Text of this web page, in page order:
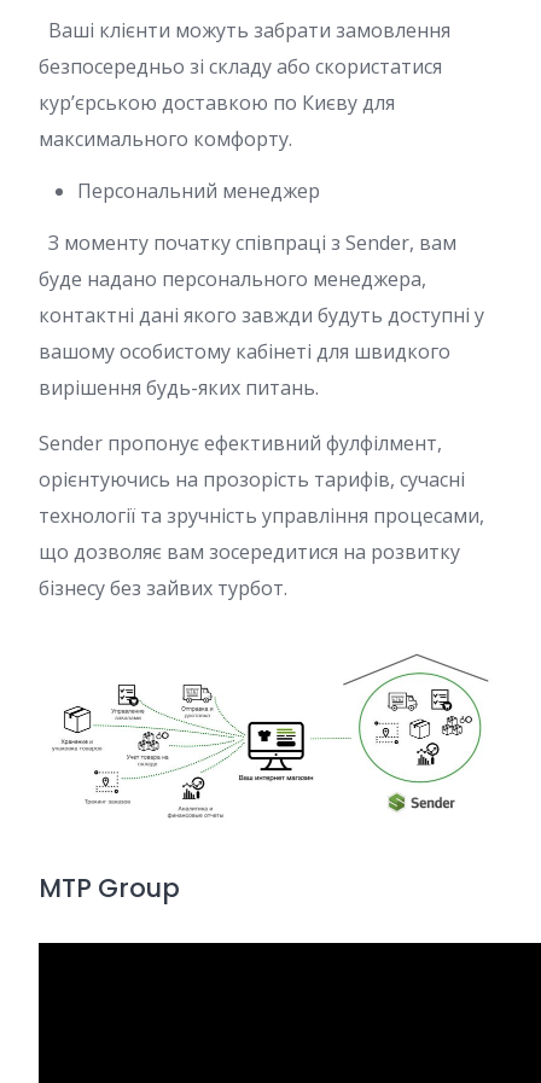
Ваші клієнти можуть забрати замовлення
безпосередньо зі складу або скористатися
кур’єрською доставкою по Києву для
максимального комфорту.
Персональний менеджер
З моменту початку співпраці з Sender, вам
буде надано персонального менеджера,
контактні дані якого завжди будуть доступні у
вашому особистому кабінеті для швидкого
вирішення будь-яких питань.
Sender пропонує ефективний фулфілмент,
орієнтуючись на прозорість тарифів, сучасні
технології та зручність управління процесами,
що дозволяє вам зосередитися на розвитку
бізнесу без зайвих турбот.
MTP Group